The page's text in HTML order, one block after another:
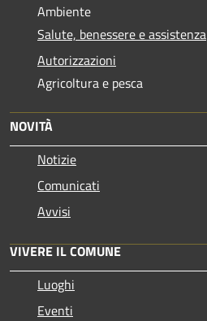
Ambiente
Salute, benessere e assistenza
Autorizzazioni
Agricoltura e pesca
NOVITÀ
Notizie
Comunicati
Avvisi
VIVERE IL COMUNE
Luoghi
Eventi